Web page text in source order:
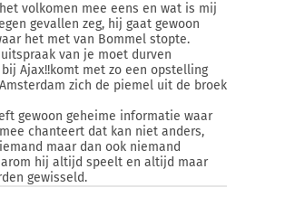
volkomen mee eens en wat is mij
gevallen zeg, hij gaat gewoon
het met van Bommel stopte.
van je moet durven
Ajax!!komt met zo een opstelling
zich de piemel uit de broek
gewoon geheime informatie waar
chanteert dat kan niet anders,
maar dan ook niemand
hij altijd speelt en altijd maar
gewisseld.